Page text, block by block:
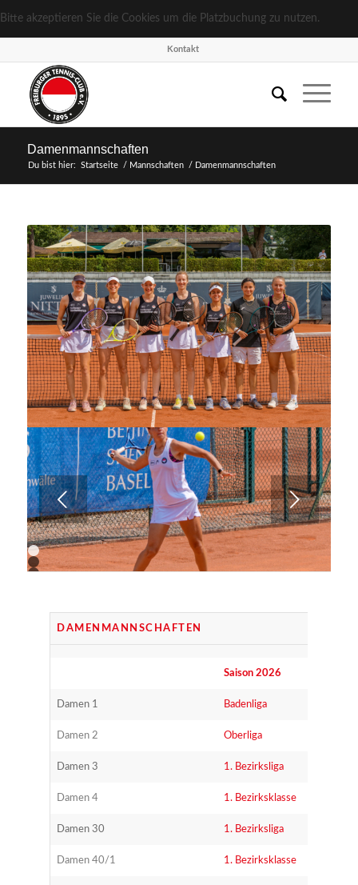
Bitte akzeptieren Sie die Cookies um die Platzbuchung zu nutzen.
Kon­takt
Damen­mann­schaf­ten
Du bist hier: Startseite / Mann­schaf­ten / Damen­mann­schaf­ten
Wei­ter
1
2
6
7
DAMEN­MANN­SCHAF­TEN
Sai­son 2026
Damen 1 Baden­li­ga
Damen 2 Ober­li­ga
Damen 3 1. Bezirks­li­ga
Damen 4 1. Bezirks­klas­se
Damen 30 1. Bezirks­li­ga
Damen 40/1 1. Bezirks­klas­se